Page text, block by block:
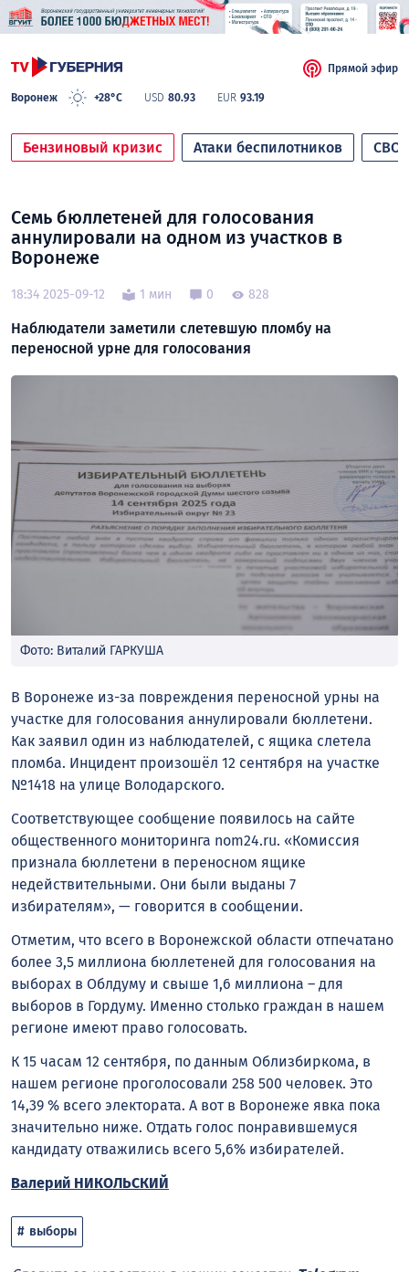
Воронеж +28°C USD 80.93 EUR 93.19
Прямой эфир
Бензиновый кризис Атаки беспилотников СВО
Семь бюллетеней для голосования
аннулировали на одном из участков в
Воронеже
18:34 2025-09-12 1 мин 0 828
Наблюдатели заметили слетевшую пломбу на
переносной урне для голосования
Фото: Виталий ГАРКУША
В Воронеже из-за повреждения переносной урны на
участке для голосования аннулировали бюллетени.
Как заявил один из наблюдателей, с ящика слетела
пломба. Инцидент произошёл 12 сентября на участке
№1418 на улице Володарского.
Соответствующее сообщение появилось на сайте
общественного мониторинга nom24.ru. «Комиссия
признала бюллетени в переносном ящике
недействительными. Они были выданы 7
избирателям», — говорится в сообщении.
Отметим, что всего в Воронежской области отпечатано
более 3,5 миллиона бюллетеней для голосования на
выборах в Облдуму и свыше 1,6 миллиона – для
выборов в Гордуму. Именно столько граждан в нашем
регионе имеют право голосовать.
К 15 часам 12 сентября, по данным Облизбиркома, в
нашем регионе проголосовали 258 500 человек. Это
14,39 % всего электората. А вот в Воронеже явка пока
значительно ниже. Отдать голос понравившемуся
кандидату отважились всего 5,6% избирателей.
Валерий НИКОЛЬСКИЙ
выборы